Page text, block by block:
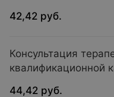
42,42 руб.
Консультация
квалификационной
44,42 руб.